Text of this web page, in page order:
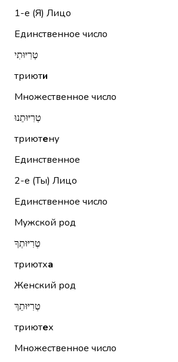
1-е (Я) Лицо
Единственное число
טְרִיּוּתִי
триюти
Множественное число
טְרִיּוּתֵנוּ
триютену
Единственное
2-е (Ты) Лицо
Единственное число
Мужской род
טְרִיּוּתְךָ
триютха
Женский род
טְרִיּוּתֵךְ
триютех
Множественное число